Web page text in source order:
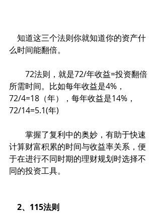
知道这三个法则你就知道你的资产什
么时间能翻倍。
72法则，就是72/年收益=投资翻倍
所需时间。比如每年收益是4%，
72/4=18（年），每年收益是14%，
72/14=5.1(年)
掌握了复利中的奥妙，有助于快速
计算财富积累的时间与收益率关系，便
于在进行不同时期的理财规划时选择不
同的投资工具。
2、115法则